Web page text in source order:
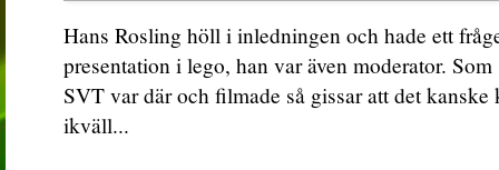
Hans Rosling höll i inledningen och hade ett
presentation i lego, han var även moderator.
SVT var där och filmade så gissar att det kanske
ikväll...